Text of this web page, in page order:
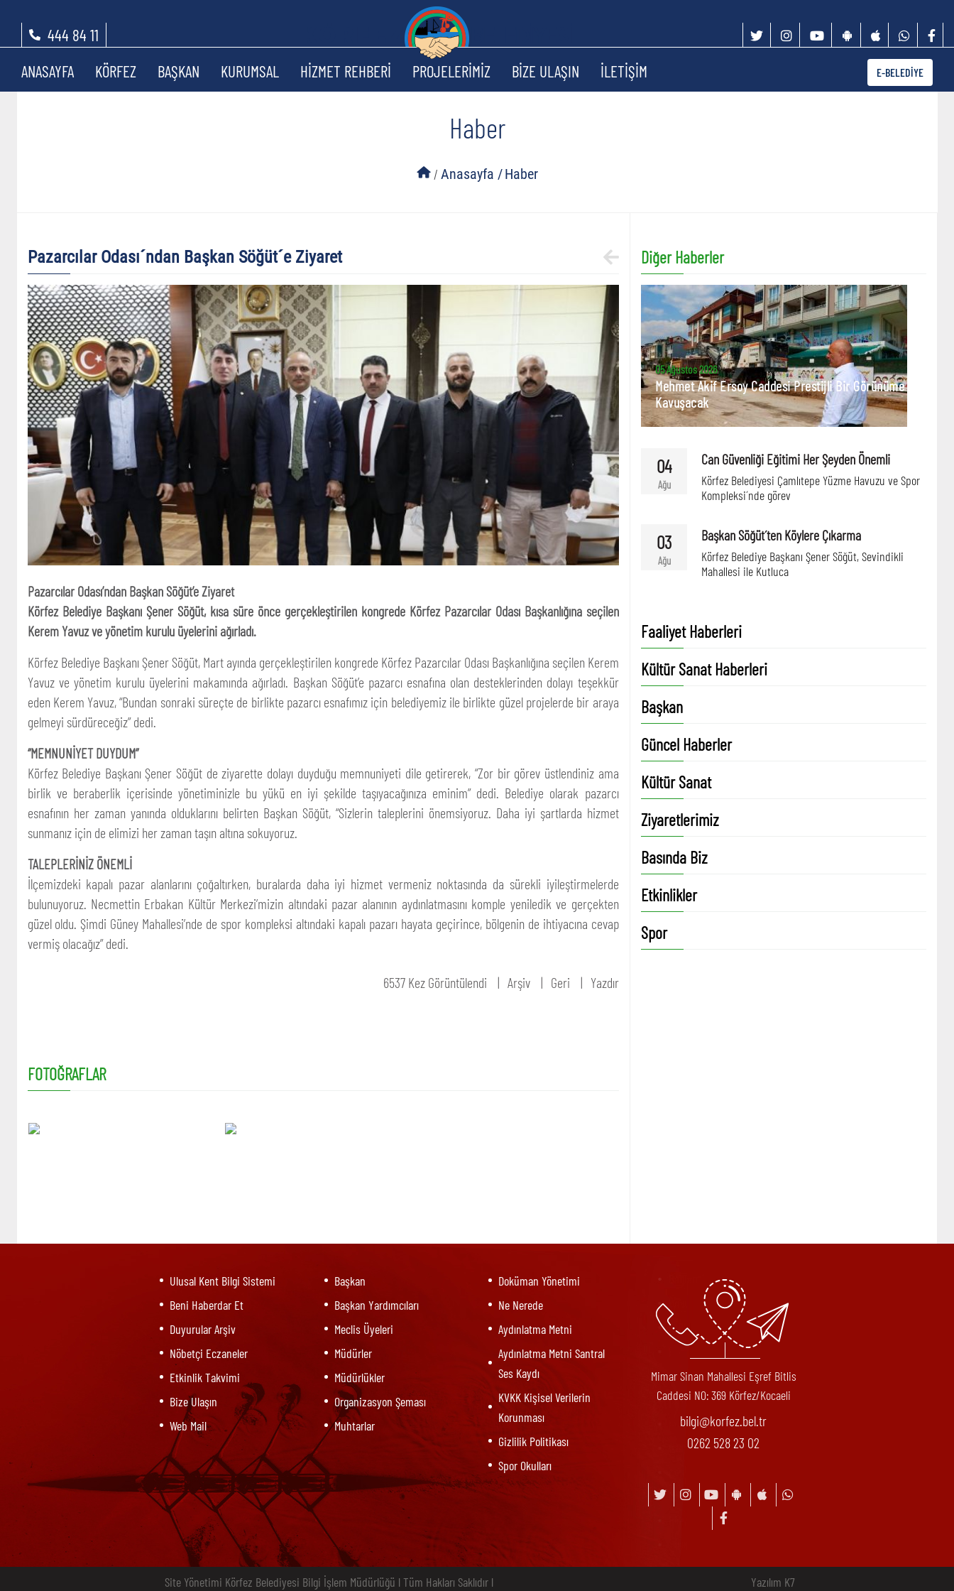
444 84 11
ANASAYFA
KÖRFEZ BAŞKAN KURUMSAL HİZMET REHBERİ PROJELERİMİZ BİZE ULAŞIN İLETİŞİM E-BELEDİYE
Haber
/ Anasayfa /Haber
Pazarcılar Odası´ndan Başkan Söğüt´e Ziyaret
Pazarcılar Odası’ndan Başkan Söğüt’e Ziyaret
Körfez Belediye Başkanı Şener Söğüt, kısa süre önce gerçekleştirilen kongrede Körfez Pazarcılar Odası Başkanlığına seçilen
Kerem Yavuz ve yönetim kurulu üyelerini ağırladı.
Körfez Belediye Başkanı Şener Söğüt, Mart ayında gerçekleştirilen kongrede Körfez Pazarcılar Odası Başkanlığına seçilen Kerem
Yavuz ve yönetim kurulu üyelerini makamında ağırladı. Başkan Söğüt’e pazarcı esnafına olan desteklerinden dolayı teşekkür
eden Kerem Yavuz, “Bundan sonraki süreçte de birlikte pazarcı esnafımız için belediyemiz ile birlikte güzel projelerde bir araya
gelmeyi sürdüreceğiz” dedi.
“MEMNUNİYET DUYDUM”
Körfez Belediye Başkanı Şener Söğüt de ziyarette dolayı duyduğu memnuniyeti dile getirerek, “Zor bir görev üstlendiniz ama
birlik ve beraberlik içerisinde yönetiminizle bu yükü en iyi şekilde taşıyacağınıza eminim” dedi. Belediye olarak pazarcı
esnafının her zaman yanında olduklarını belirten Başkan Söğüt, “Sizlerin taleplerini önemsiyoruz. Daha iyi şartlarda hizmet
sunmanız için de elimizi her zaman taşın altına sokuyoruz.
TALEPLERİNİZ ÖNEMLİ
İlçemizdeki kapalı pazar alanlarını çoğaltırken, buralarda daha iyi hizmet vermeniz noktasında da sürekli iyileştirmelerde
bulunuyoruz. Necmettin Erbakan Kültür Merkezi’mizin altındaki pazar alanının aydınlatmasını komple yeniledik ve gerçekten
güzel oldu. Şimdi Güney Mahallesi’nde de spor kompleksi altındaki kapalı pazarı hayata geçirince, bölgenin de ihtiyacına cevap
vermiş olacağız” dedi.
6537 Kez Görüntülendi Arşiv Geri Yazdır
FOTOĞRAFLAR
Diğer Haberler
05 Ağustos 2026
Mehmet Akif Ersoy Caddesi Prestijli Bir Görünüme
Kavuşacak
04
Ağu
Can Güvenliği Eğitimi Her Şeyden Önemli
Körfez Belediyesi Çamlıtepe Yüzme Havuzu ve Spor
Kompleksi´nde görev
03
Ağu
Başkan Söğüt´ten Köylere Çıkarma
Körfez Belediye Başkanı Şener Söğüt, Sevindikli
Mahallesi ile Kutluca
Faaliyet Haberleri
Kültür Sanat Haberleri
Başkan
Güncel Haberler
Kültür Sanat
Ziyaretlerimiz
Basında Biz
Etkinlikler
Spor
Ulusal Kent Bilgi Sistemi
Beni Haberdar Et
Duyurular Arşiv
Nöbetçi Eczaneler
Etkinlik Takvimi
Bize Ulaşın
Web Mail
Başkan
Başkan Yardımcıları
Meclis Üyeleri
Müdürler
Müdürlükler
Organizasyon Şeması
Muhtarlar
Doküman Yönetimi
Ne Nerede
Aydınlatma Metni
Aydınlatma Metni Santral
Ses Kaydı
KVKK Kişisel Verilerin
Korunması
Gizlilik Politikası
Spor Okulları
Mimar Sinan Mahallesi Eşref Bitlis
Caddesi N0: 369 Körfez/Kocaeli
bilgi@korfez.bel.tr
0262 528 23 02
Site Yönetimi Körfez Belediyesi Bilgi İşlem Müdürlüğü l Tüm Hakları Saklıdır l Yazılım K7